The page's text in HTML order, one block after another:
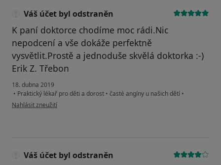
Váš účet byl odstraněn
K paní doktorce chodíme moc rádi.Nic
nepodcení a vše dokáže perfektně
vysvětlit.Prostě a jednoduše skvělá doktorka :-)
Erik Z. Třebon
18. dubna 2019
• Praktický lékař pro děti a dorost • časté angíny u našich dětí •
podle názoru uživatele Váš účet byl odstraněn
Nahlásit zneužití
Váš účet byl odstraněn